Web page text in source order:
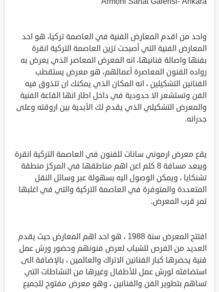
واحد من اقدم المعارض الفنية في العاصمة تركيا، هو احد
المعارض الفنية التي أصبحت تزين العاصمة التركية انقرة
بفنها واصالة فنانيها، انه المعرض المعاصر الذي يعرض به
رواده الفنون المعاصرة أعمالهم، هو معرض يستقطب
الفنانين التشكيلين ، انه المكان الذي يمكنك ان تتذوق فيه
الفن وتستشعر الا حدودية في داخل اطار انها القاعة الفنية
والمعرض التشكيلي الذي يقدم لك الأبدية بين اروقته وعلى
جدرانه.
يقع معرض ارموني سانات للفنون في العاصمة التركية انقرة
ويبعد مسافة 8 كلم اعن اهم مناطقها في المركز منطقة
تشنكايا ، ويمكن الوصول اليه بسهولة عبر وسائل النقل
المتعددة والمتوفرة في العاصمة التركية والتي في اغلبها
تمر قرب المعرض.
افتتح المعرض سنة 1988 ، هو احد اهم المعارض حيث يقدم
العديد من الفرص للشباب لعرض فنونهم وحضور ورش عمل
فنية يحضرها كبار الفنانين الاتراك والعالمين ، بالإضافة الى
استضافته لورش عمل للأطفال وغيرها من النشاطات التي
تساهم بتطوير الفن والفنانين ، وهو معرض مفتوح للجميع